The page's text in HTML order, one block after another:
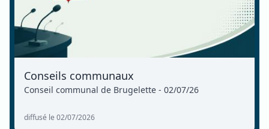
Conseils communaux
Conseil communal de Brugelette - 02/07/26
diffusé le 02/07/2026